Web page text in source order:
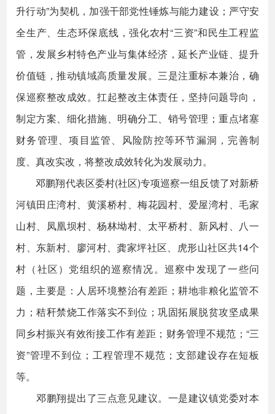
升行动”为契机，加强干部党性锤炼与能力建设；严守安
全生产、生态环保底线，强化农村“三资”和民生工程监
管，发展乡村特色产业与集体经济，延长产业链、提升
价值链，推动镇域高质量发展。三是注重标本兼治，确
保巡察整改成效。扛起整改主体责任，坚持问题导向，
制定方案、细化措施、明确分工、销号管理；重点堵塞
财务管理、项目监管、风险防控等环节漏洞，完善制
度、真改实改，将整改成效转化为发展动力。
邓鹏翔代表区委村(社区)专项巡察一组反馈了对新桥
河镇田庄湾村、黄溪桥村、梅花园村、爱屋湾村、毛家
山村、凤凰坝村、杨林坳村、太平桥村、新风村、八一
村、东新村、廖河村、龚家坪社区、虎形山社区共14个
村（社区）党组织的巡察情况。巡察中发现了一些问
题，主要是：人居环境整治有差距；耕地非粮化监管不
力；秸秆禁烧工作落实不到位；巩固拓展脱贫攻坚成果
同乡村振兴有效衔接工作有差距；财务管理不规范；“三
资”管理不到位；工程管理不规范；支部建设存在短板
等。
邓鹏翔提出了三点意见建议。一是建议镇党委对本